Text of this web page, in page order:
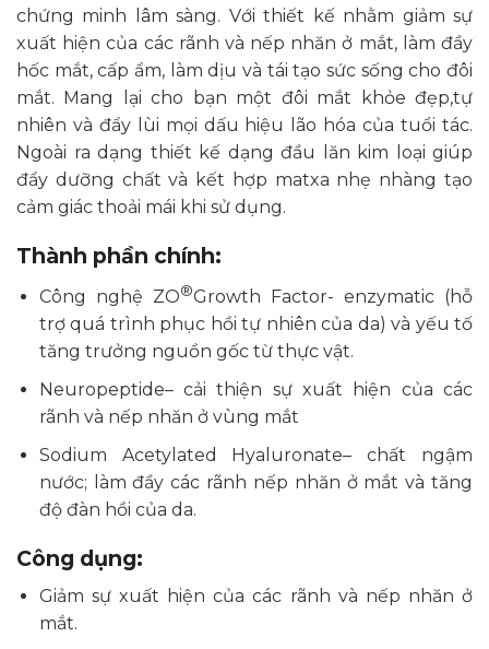
chứng minh lâm sàng. Với thiết kế nhằm giảm sự
xuất hiện của các rãnh và nếp nhăn ở mắt, làm đầy
hốc mắt, cấp ẩm, làm dịu và tái tạo sức sống cho đôi
mắt. Mang lại cho bạn một đôi mắt khỏe đẹp,tự
nhiên và đẩy lùi mọi dấu hiệu lão hóa của tuổi tác.
Ngoài ra dạng thiết kế dạng đầu lăn kim loại giúp
đẩy dưỡng chất và kết hợp matxa nhẹ nhàng tạo
cảm giác thoải mái khi sử dụng.
Thành phần chính:
Công nghệ ZO®Growth Factor- enzymatic (hỗ
trợ quá trình phục hồi tự nhiên của da) và yếu tố
tăng trưởng nguồn gốc từ thực vật.
Neuropeptide– cải thiện sự xuất hiện của các
rãnh và nếp nhăn ở vùng mắt
Sodium Acetylated Hyaluronate– chất ngậm
nước; làm đầy các rãnh nếp nhăn ở mắt và tăng
độ đàn hồi của da.
Công dụng:
Giảm sự xuất hiện của các rãnh và nếp nhăn ở
mắt.